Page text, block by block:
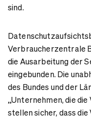
sind.
Verbraucherzentrale
die Ausarbeitung der
eingebunden. Die
des Bundes und der
„Unternehmen, die
stellen sicher, dass